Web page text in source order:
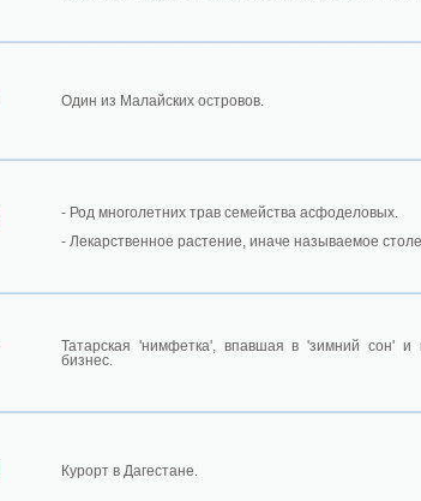
Один из Малайских островов.
- Род многолетних трав семейства асфоделовых.
- Лекарственное растение, иначе называемое
Татарская 'нимфетка', впавшая в 'зимний сон' и
бизнес.
Курорт в Дагестане.